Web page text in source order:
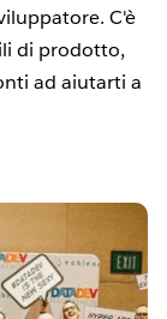
C'è
di prodotto,
ad aiutarti a